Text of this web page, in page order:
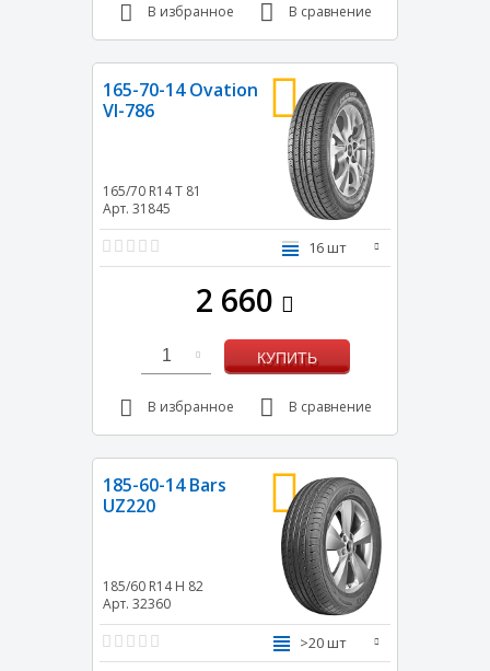
В избранное В сравнение
165-70-14 Ovation
VI-786
165/70 R14T 81
Арт. 31845
16 шт
2 660
1 КУПИТЬ
В избранное В сравнение
185-60-14 Bars
UZ220
185/60 R14 H 82
Арт. 32360
>20 шт